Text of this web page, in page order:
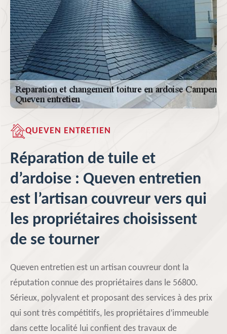
QUEVEN ENTRETIEN
Réparation de tuile et
d’ardoise : Queven entretien
est l’artisan couvreur vers qui
les propriétaires choisissent
de se tourner
Queven entretien est un artisan couvreur dont la
réputation connue des propriétaires dans le 56800.
Sérieux, polyvalent et proposant des services à des prix
qui sont très compétitifs, les propriétaires d’immeuble
dans cette localité lui confient des travaux de